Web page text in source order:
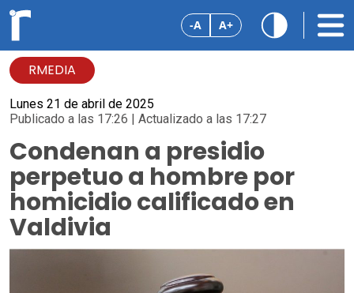
-A A+
RMEDIA
Lunes 21 de abril de 2025
Publicado a las 17:26 | Actualizado a las 17:27
Condenan a presidio
perpetuo a hombre por
homicidio calificado en
Valdivia